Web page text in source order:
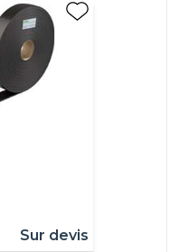
Sur devis